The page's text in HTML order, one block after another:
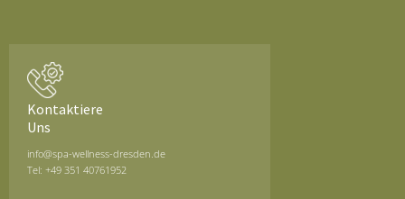
Kontaktiere
Uns
info@spa-wellness-dresden.de
Tel: +49 351 40761952